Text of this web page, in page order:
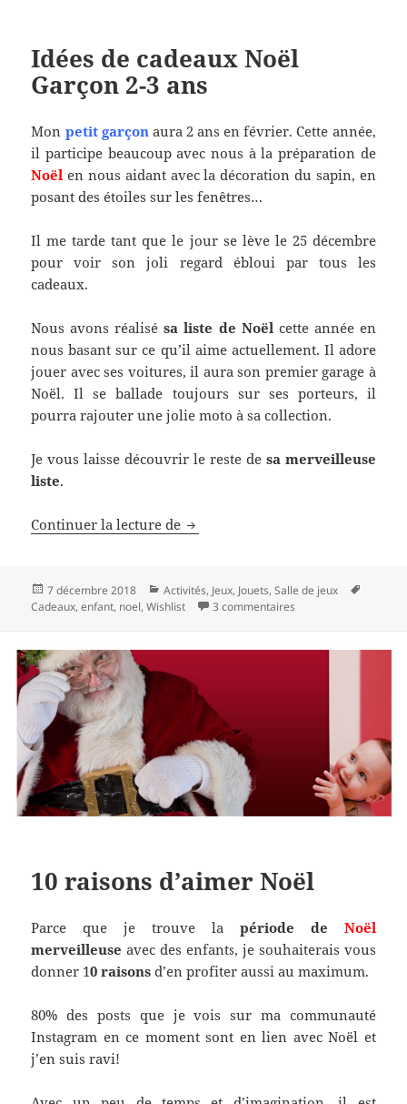
Idées de cadeaux Noël
Garçon 2-3 ans
Mon petit garçon aura 2 ans en février. Cette année,
il participe beaucoup avec nous à la préparation de
Noël en nous aidant avec la décoration du sapin, en
posant des étoiles sur les fenêtres…
Il me tarde tant que le jour se lève le 25 décembre
pour voir son joli regard ébloui par tous les
cadeaux.
Nous avons réalisésa liste de Noël cette année en
nous basant sur ce qu’il aime actuellement. Il adore
jouer avec ses voitures, il aura son premier garage à
Noël. Il se ballade toujours sur ses porteurs, il
pourra rajouter une jolie moto à sa collection.
Je vous laisse découvrir le reste de sa merveilleuse
liste.
Continuer la lecture de Idées de cadeaux Noël
Publié
le
7 décembre 2018 Catégories
Activités, Jeux, Jouets,Salle de jeux
Cadeaux,enfant, noel,Wishlist 3 commentaires
10 raisons d’aimer Noël
Parce que je trouve la période de Noël
merveilleuse avec des enfants, je souhaiterais vous
donner 10 raisons d’en profiter aussi au maximum.
80% des posts que je vois sur ma communauté
Instagram en ce moment sont en lien avec Noël et
j’en suis ravi!